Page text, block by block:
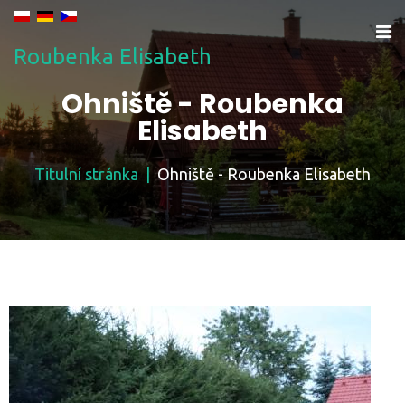
Roubenka Elisabeth
Ohniště - Roubenka
Elisabeth
Titulní stránka Ohniště - Roubenka Elisabeth